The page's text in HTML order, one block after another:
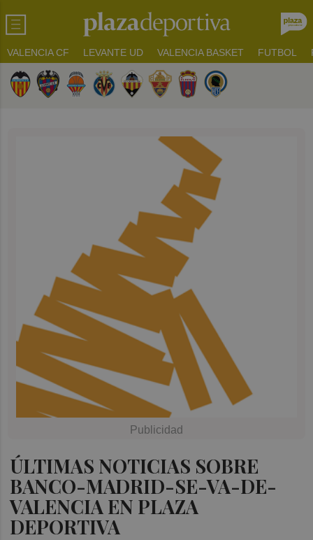
VALENCIA CF LEVANTE UD VALENCIA BASKET FUTBOL
ÚLTIMAS NOTICIAS SOBRE
BANCO-MADRID-SE-VA-DE-
VALENCIA EN PLAZA
DEPORTIVA